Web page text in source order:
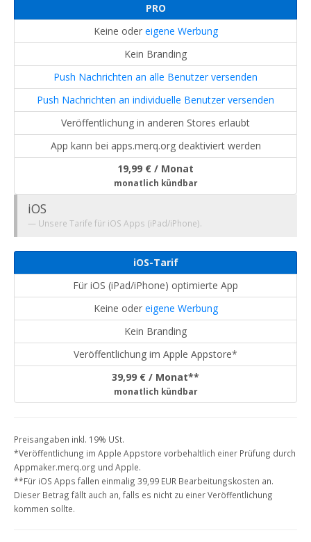
PRO
Keine oder eigene Werbung
Kein Branding
Push Nachrichten an alle Benutzer versenden
Push Nachrichten an individuelle Benutzer versenden
Veröffentlichung in anderen Stores erlaubt
App kann bei apps.merq.org deaktiviert werden
19,99 € / Monat
monatlich kündbar
iOS
Unsere Tarife für iOS Apps (iPad/iPhone).
iOS-Tarif
Für iOS (iPad/iPhone) optimierte App
Keine oder eigene Werbung
Kein Branding
Veröffentlichung im Apple Appstore*
39,99 € / Monat**
monatlich kündbar
Preisangaben inkl. 19% USt.
*Veröffentlichung im Apple Appstore vorbehaltlich einer Prüfung durch
Appmaker.merq.org und Apple.
**Für iOS Apps fallen einmalig 39,99 EUR Bearbeitungskosten an.
Dieser Betrag fällt auch an, falls es nicht zu einer Veröffentlichung
kommen sollte.